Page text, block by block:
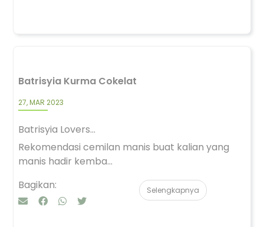
Batrisyia Kurma Cokelat
27, MAR 2023
Batrisyia Lovers...
Rekomendasi cemilan manis buat kalian yang
manis hadir kemba...
Bagikan:
Selengkapnya